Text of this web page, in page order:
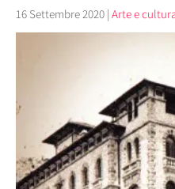
16 Settembre 2020 | Arte e